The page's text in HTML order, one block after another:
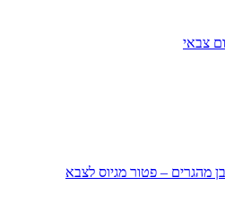
צבאי
– פטור מגיוס לצבא